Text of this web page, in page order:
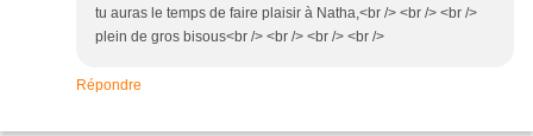
tu auras le temps de faire plaisir à Natha,<br /> <br /> <br />
plein de gros bisous<br /> <br /> <br /> <br />
Répondre